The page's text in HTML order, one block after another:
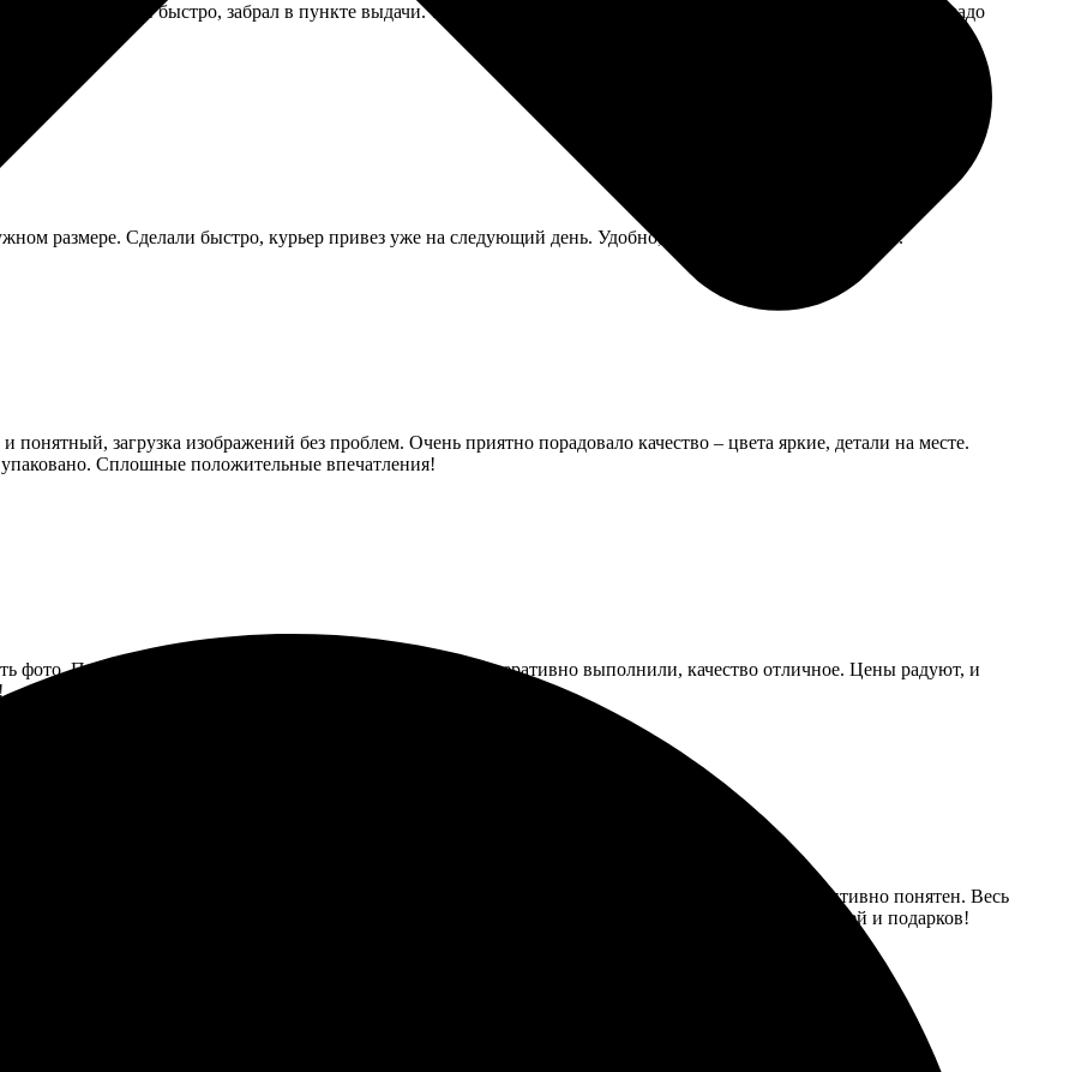
подготовили быстро, забрал в пункте выдачи. Удобно, когда точно знаешь, что будешь проходить мимо, и не надо
размере. Сделали быстро, курьер привез уже на следующий день. Удобно, когда самому некогда бегать.
понятный, загрузка изображений без проблем. Очень приятно порадовало качество – цвета яркие, детали на месте.
Сплошные положительные впечатления!
фото. Процесс простой: выбрал размер, загрузил файл. Оперативно выполнили, качество отличное. Цены радуют, и
фото 20х20, и тут же была приятно удивлена качеством. Процесс оформления прост и интуитивно понятен. Весь
Заказ пришел быстро, и каждая деталь просто идеальна. Отличный выбор для творческих идей и подарков!